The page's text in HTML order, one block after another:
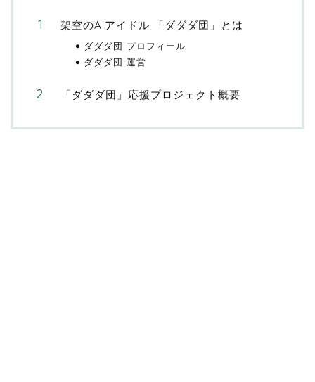
架空のAIアイドル 「ダダダ団」とは
ダダダ団 プロフィール
ダダダ団 運営
「ダダダ団」応援プロジェクト概要